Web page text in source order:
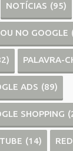
NOTÍCIAS (95)
NO GOOGLE
PALAVRA-
ADS (89)
SHOPPING
(14)